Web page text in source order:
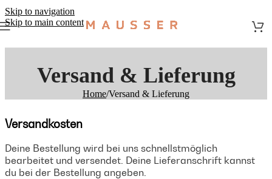
Skip to navigation
Skip to main content
Versand & Lieferung
Home/Versand & Lieferung
Versandkosten
Deine Bestellung wird bei uns schnellstmöglich
bearbeitet und versendet. Deine Lieferanschrift kannst
du bei der Bestellung angeben.